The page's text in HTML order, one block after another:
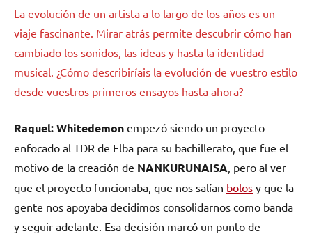
La evolución de un artista a lo largo de los años es un
viaje fascinante. Mirar atrás permite descubrir cómo han
cambiado los sonidos, las ideas y hasta la identidad
musical. ¿Cómo describiríais la evolución de vuestro estilo
desde vuestros primeros ensayos hasta ahora?
Raquel: Whitedemon empezó siendo un proyecto
enfocado al TDR de Elba para su bachillerato, que fue el
motivo de la creación de NANKURUNAISA , pero al ver
que el proyecto funcionaba, que nos salían bolos y que la
gente nos apoyaba decidimos consolidarnos como banda
y seguir adelante. Esa decisión marcó un punto de